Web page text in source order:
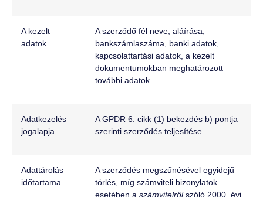
A kezelt
adatok
A szerződő fél neve, aláírása,
bankszámlaszáma, banki adatok,
kapcsolattartási adatok, a kezelt
dokumentumokban meghatározott
további adatok.
Adatkezelés
jogalapja
A GPDR 6. cikk (1) bekezdés b) pontja
szerinti szerződés teljesítése.
Adattárolás
időtartama
A szerződés megszűnésével egyidejű
törlés, míg számviteli bizonylatok
esetében a számvitelrőlszóló 2000. évi